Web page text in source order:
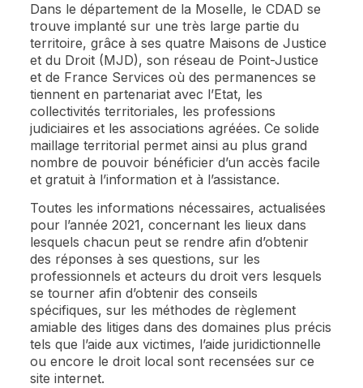
Dans le département de la Moselle, le CDAD se
trouve implanté sur une très large partie du
territoire, grâce à ses quatre Maisons de Justice
et du Droit (MJD), son réseau de Point-Justice
et de France Services où des permanences se
tiennent en partenariat avec l’Etat, les
collectivités territoriales, les professions
judiciaires et les associations agréées. Ce solide
maillage territorial permet ainsi au plus grand
nombre de pouvoir bénéficier d’un accès facile
et gratuit à l’information et à l’assistance.
Toutes les informations nécessaires, actualisées
pour l’année 2021, concernant les lieux dans
lesquels chacun peut se rendre afin d’obtenir
des réponses à ses questions, sur les
professionnels et acteurs du droit vers lesquels
se tourner afin d’obtenir des conseils
spécifiques, sur les méthodes de règlement
amiable des litiges dans des domaines plus précis
tels que l’aide aux victimes, l’aide juridictionnelle
ou encore le droit local sont recensées sur ce
site internet.